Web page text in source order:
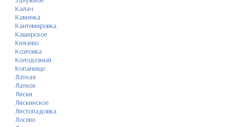
Калач
Каменка
Кантемировка
Каширское
Князево
Козловка
Колодезный
Копанище
Латная
Латное
Лиски
Лискинское
Листопадовка
Лосево